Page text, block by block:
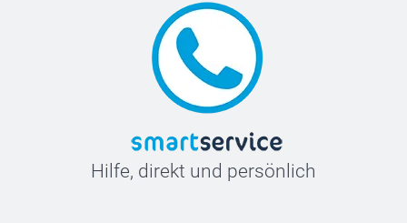
Hilfe, direkt und persönlich